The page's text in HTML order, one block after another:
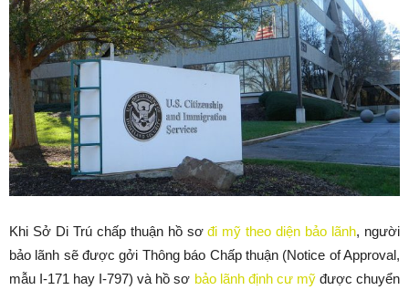
Khi Sở Di Trú chấp thuận hồ sơđi mỹ theo diện bảo lãnh, người
bảo lãnh sẽ được gởi Thông báo Chấp thuận (Notice of Approval,
mẫu I-171 hay I-797) và hồ sơ bảo lãnh định cư mỹđược chuyển